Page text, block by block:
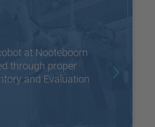
at Nooteboom
through proper
and Evaluation